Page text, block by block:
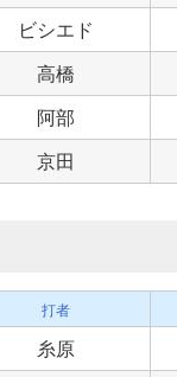
ビシエド
高橋
阿部
京田
打者
糸原